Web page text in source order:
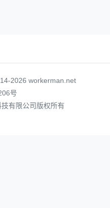
2026 workerman.net
号
有限公司版权所有